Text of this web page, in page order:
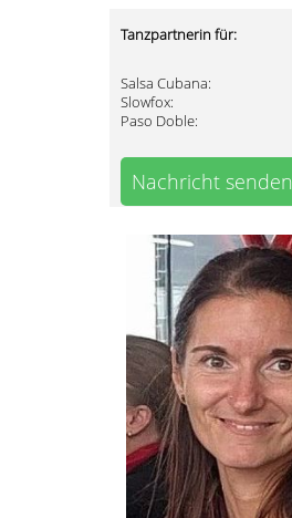
Tanzpartnerin für:
Salsa Cubana:
Slowfox:
Paso Doble:
Nachricht senden